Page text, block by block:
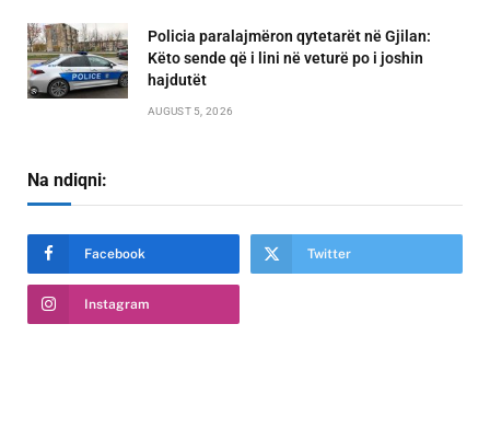
Policia paralajmëron qytetarët në Gjilan:
Këto sende që i lini në veturë po i joshin
hajdutët
AUGUST 5, 2026
Na ndiqni:
Facebook Twitter
Instagram